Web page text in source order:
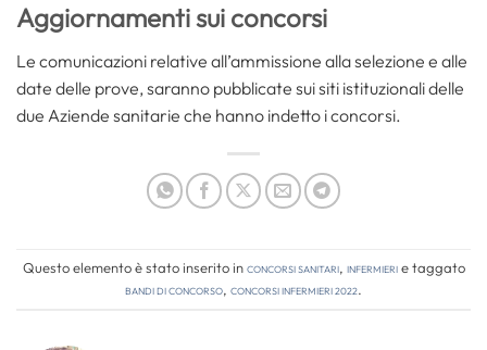
Aggiornamenti sui concorsi
Le comunicazioni relative all’ammissione alla selezione e alle
date delle prove, saranno pubblicate sui siti istituzionali delle
due Aziende sanitarie che hanno indetto i concorsi.
Questo elemento è stato inserito inConcorsi Sanitari, Infermierie taggato
bandi di concorso, concorsi infermieri 2022.